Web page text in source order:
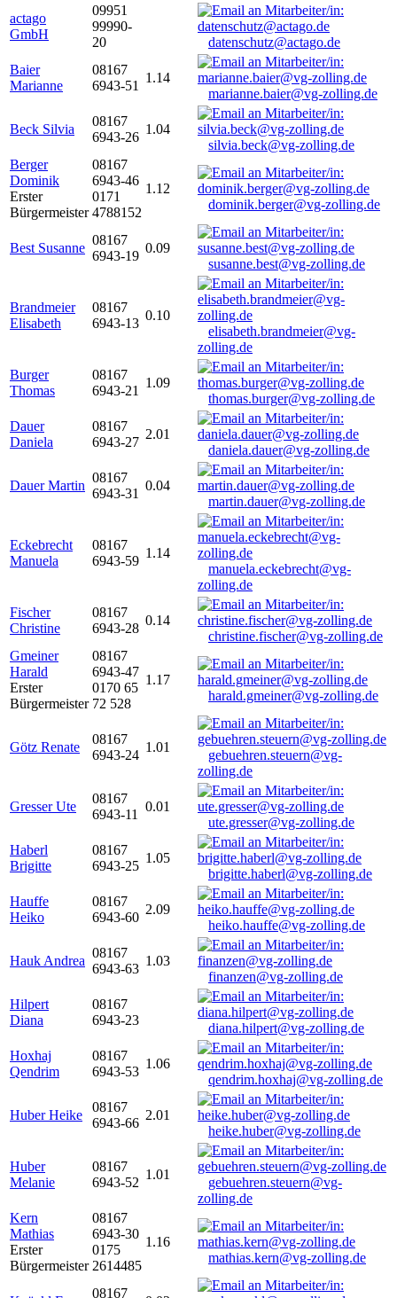
actago
GmbH
09951
99990-
20
datenschutz@actago.de
Baier
Marianne
08167
6943-51
1.14
marianne.baier@vg-zolling.de
Beck Silvia
08167
6943-26
1.04
silvia.beck@vg-zolling.de
Berger
Dominik
Erster
Bürgermeister
08167
6943-46
0171
4788152
1.12
dominik.berger@vg-zolling.de
Best Susanne
08167
6943-19
0.09
susanne.best@vg-zolling.de
Brandmeier
Elisabeth
08167
6943-13
0.10
elisabeth.brandmeier@vg-
zolling.de
Burger
Thomas
08167
6943-21
1.09
thomas.burger@vg-zolling.de
Dauer
Daniela
08167
6943-27
2.01
daniela.dauer@vg-zolling.de
Dauer Martin
08167
6943-31
0.04
martin.dauer@vg-zolling.de
Eckebrecht
Manuela
08167
6943-59
1.14
manuela.eckebrecht@vg-
zolling.de
Fischer
Christine
08167
6943-28
0.14
christine.fischer@vg-zolling.de
Gmeiner
Harald
Erster
Bürgermeister
08167
6943-47
0170 65
72 528
1.17
harald.gmeiner@vg-zolling.de
Götz Renate
08167
6943-24
1.01
gebuehren.steuern@vg-
zolling.de
Gresser Ute
08167
6943-11
0.01
ute.gresser@vg-zolling.de
Haberl
Brigitte
08167
6943-25
1.05
brigitte.haberl@vg-zolling.de
Hauffe
Heiko
08167
6943-60
2.09
heiko.hauffe@vg-zolling.de
Hauk Andrea
08167
6943-63
1.03
finanzen@vg-zolling.de
Hilpert
Diana
08167
6943-23
diana.hilpert@vg-zolling.de
Hoxhaj
Qendrim
08167
6943-53
1.06
qendrim.hoxhaj@vg-zolling.de
Huber Heike
08167
6943-66
2.01
heike.huber@vg-zolling.de
Huber
Melanie
08167
6943-52
1.01
gebuehren.steuern@vg-
zolling.de
Kern
Mathias
Erster
Bürgermeister
08167
6943-30
0175
2614485
1.16
mathias.kern@vg-zolling.de
08167